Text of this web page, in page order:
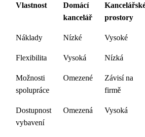
Vlastnost
Domácí
kancelář
prostory
Náklady Nízké Vysoké
Flexibilita Vysoká Nízká
Možnosti
spolupráce
Omezené
Závisí na
firmě
Dostupnost
vybavení
Omezená Vysoká